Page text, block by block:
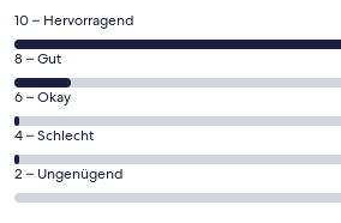
einem
neuen
Fenster
geöffnet
60
von
insgesamt
70
Gästebewertungen
haben
eine
Bewertung
10 – Hervorragend
8
von
insgesamt
70
Gästebewertungen
haben
8 – Gut
1
von
insgesamt
70
Gästebewertungen
6 – Okay
1
von
insgesamt
4 – Schlecht
0
von
2 – Ungenügend